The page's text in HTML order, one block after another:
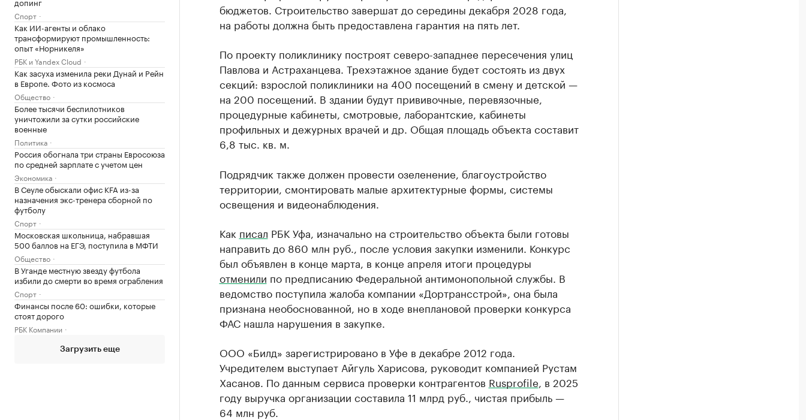
Спорт
Как ИИ-агенты и облако
трансформируют промышленность:
опыт «Норникеля»
РБК и Yandex Cloud
Как засуха изменила реки Дунай и Рейн
в Европе. Фото из космоса
Общество
Более тысячи беспилотников
уничтожили за сутки российские
военные
Политика
Россия обогнала три страны Евросоюза
по средней зарплате с учетом цен
Экономика
В Сеуле обыскали офис KFA из-за
назначения экс-тренера сборной по
футболу
Спорт
Московская школьница, набравшая
500 баллов на ЕГЭ, поступила в МФТИ
Общество
В Уганде местную звезду футбола
избили до смерти во время ограбления
Спорт
Финансы после 60: ошибки, которые
стоят дорого
РБК Компании
Загрузить еще
бюджетов. Строительство завершат до середины декабря 2028 года,
на работы должна быть предоставлена гарантия на пять лет.
По проекту поликлинику построят северо-западнее пересечения улиц
Павлова и Астраханцева. Трехэтажное здание будет состоять из двух
секций: взрослой поликлиники на 400 посещений в смену и детской —
на 200 посещений. В здании будут прививочные, перевязочные,
процедурные кабинеты, смотровые, лаборантские, кабинеты
профильных и дежурных врачей и др. Общая площадь объекта составит
6,8 тыс. кв. м.
Подрядчик также должен провести озеленение, благоустройство
территории, смонтировать малые архитектурные формы, системы
освещения и видеонаблюдения.
Как писал РБК Уфа, изначально на строительство объекта были готовы
направить до 860 млн руб., после условия закупки изменили. Конкурс
был объявлен в конце марта, в конце апреля итоги процедуры
отменили по предписанию Федеральной антимонопольной службы. В
ведомство поступила жалоба компании «Дортрансстрой», она была
признана необоснованной, но в ходе внеплановой проверки конкурса
ФАС нашла нарушения в закупке.
ООО «Билд» зарегистрировано в Уфе в декабре 2012 года.
Учредителем выступает Айгуль Харисова, руководит компанией Рустам
Хасанов. По данным сервиса проверки контрагентов Rusprofile , в 2025
году выручка организации составила 11 млрд руб., чистая прибыль —
64 млн руб.